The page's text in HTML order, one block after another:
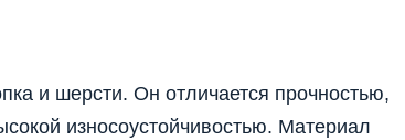
и шерсти. Он отличается прочностью,
износоустойчивостью. Материал